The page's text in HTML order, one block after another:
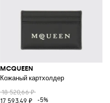
MCQUEEN
Кожаный картхолдер
18 520,66 ₽
17 593,49 ₽
-5%